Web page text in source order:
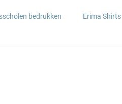
bedrukken
Erima